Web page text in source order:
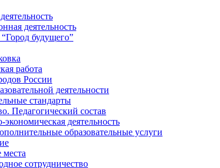
деятельность
будущего”
работа
России
деятельности
стандарты
Педагогический состав
деятельность
образовательные услуги
сотрудничество